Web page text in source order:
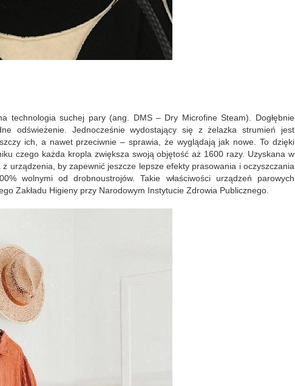
technologia suchej pary (ang. DMS – Dry Microfine Steam). Dogłębnie
odświeżenie. Jednocześnie wydostający się z żelazka strumień jest
ich, a nawet przeciwnie – sprawia, że wyglądają jak nowe. To dzięki
czego każda kropla zwiększa swoją objętość aż 1600 razy. Uzyskana w
urządzenia, by zapewnić jeszcze lepsze efekty prasowania i oczyszczania
wolnymi od drobnoustrojów. Takie właściwości urządzeń parowych
Zakładu Higieny przy Narodowym Instytucie Zdrowia Publicznego.